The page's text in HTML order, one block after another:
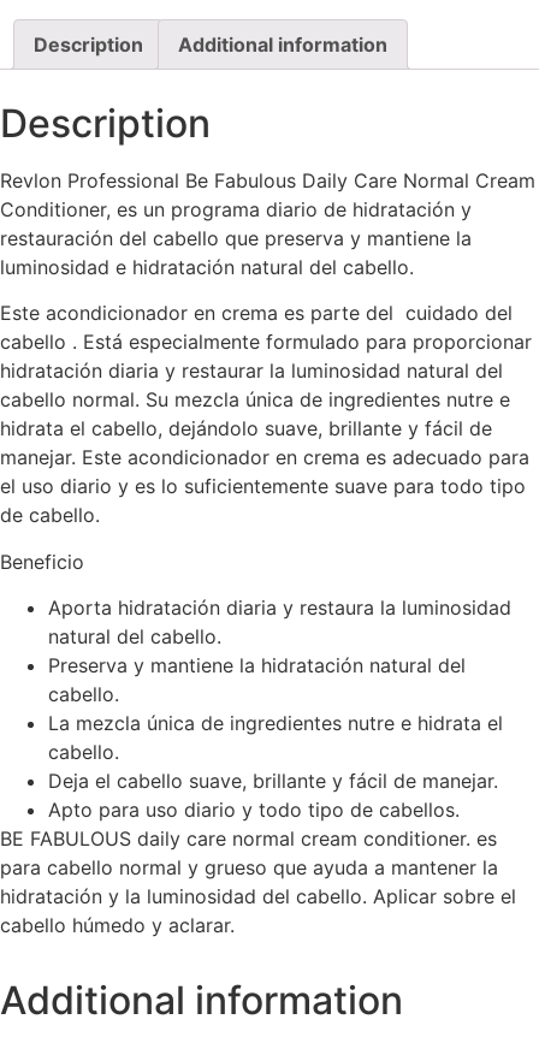
Description Additional information
Description
Revlon Professional Be Fabulous Daily Care Normal Cream
Conditioner, es un programa diario de hidratación y
restauración del cabello que preserva y mantiene la
luminosidad e hidratación natural del cabello.
Este acondicionador en crema es parte del cuidado del
cabello . Está especialmente formulado para proporcionar
hidratación diaria y restaurar la luminosidad natural del
cabello normal. Su mezcla única de ingredientes nutre e
hidrata el cabello, dejándolo suave, brillante y fácil de
manejar. Este acondicionador en crema es adecuado para
el uso diario y es lo suficientemente suave para todo tipo
de cabello.
Beneficio
Aporta hidratación diaria y restaura la luminosidad
natural del cabello.
Preserva y mantiene la hidratación natural del
cabello.
La mezcla única de ingredientes nutre e hidrata el
cabello.
Deja el cabello suave, brillante y fácil de manejar.
Apto para uso diario y todo tipo de cabellos.
BE FABULOUS daily care normal cream conditioner. es
para cabello normal y grueso que ayuda a mantener la
hidratación y la luminosidad del cabello. Aplicar sobre el
cabello húmedo y aclarar.
Additional information